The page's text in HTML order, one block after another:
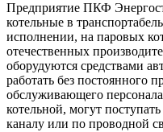
Предприятие ПКФ
котельные в
исполнении, на паровых
отечественных
оборудуются средствами
работать без постоянного
обслуживающего
котельной, могут
каналу или по проводной